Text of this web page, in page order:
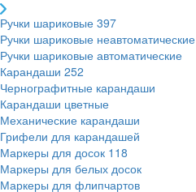
Ручки шариковые 397
Ручки шариковые неавтоматические
Ручки шариковые автоматические
Карандаши 252
Чернографитные карандаши
Карандаши цветные
Механические карандаши
Грифели для карандашей
Маркеры для досок 118
Маркеры для белых досок
Маркеры для флипчартов